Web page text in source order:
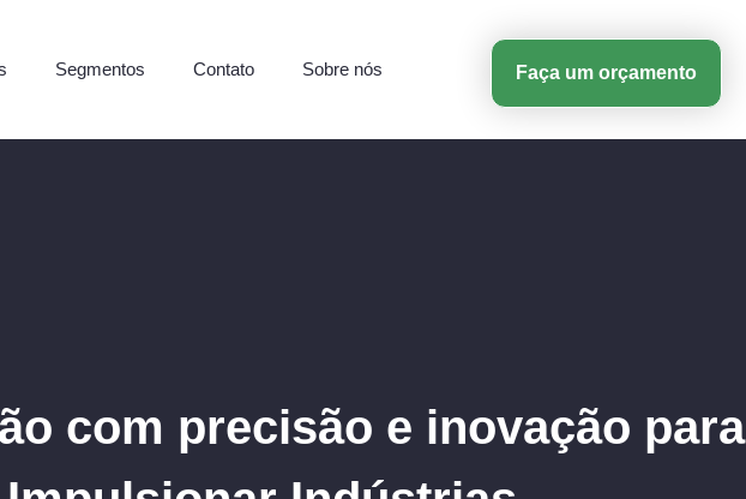
Segmentos Contato Sobre nós Faça um orçamento
com precisão e inovação para